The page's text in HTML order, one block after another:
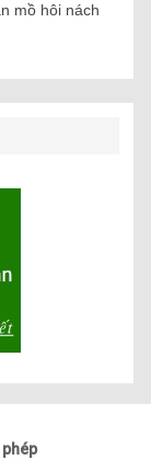
mồ hôi nách